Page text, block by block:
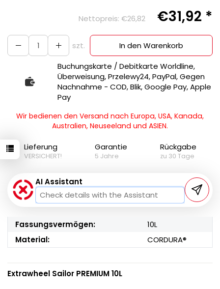
Nettopreis: €26,82 €31,92 *
szt.
In den Warenkorb
Buchungskarte / Debitkarte Worldline,
Überweisung, Przelewy24, PayPal, Gegen
Nachnahme - COD, Blik, Google Pay, Apple
Pay
Wir bedienen den Versand nach Europa, USA, Kanada,
Australien, Neuseeland und ASIEN.
Lieferung
VERSICHERT!
Garantie
5 Jahre
Rückgabe
zu 30 Tage
AI Assistant
Fassungsvermögen:
10L
Material:
CORDURA®
Extrawheel Sailor PREMIUM 10L